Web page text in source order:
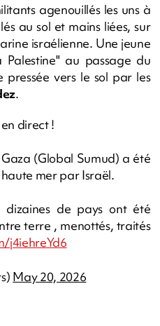
agenouillés les uns à
au sol et mains liées, sur
israélienne. Une jeune
au passage du
vers le sol par les
.
direct !
(Global Sumud) a été
mer par Israël.
dizaines de pays ont été
terre , menottés, traités
j4iehreYd6
May 20, 2026